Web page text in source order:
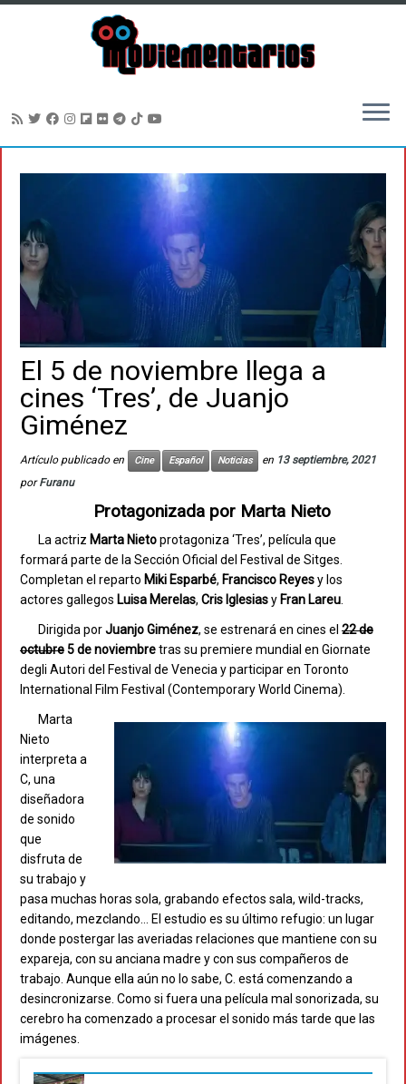
El 5 de noviembre llega a
cines ‘Tres’, de Juanjo
Giménez
Artículo publicado en Cine Español Noticias en 13 septiembre, 2021
porFuranu
Protagonizada por Marta Nieto
La actriz Marta Nietoprotagoniza ‘Tres’, película que
formará parte de la Sección Oficial del Festival de Sitges.
Completan el reparto Miki Esparbé, Francisco Reyesy los
actores gallegos Luisa Merelas, Cris Iglesiasy Fran Lareu.
Dirigida porJuanjo Giménez, se estrenará en cines el 22 de
octubre5 de noviembretras su premiere mundial en Giornate
degli Autori del Festival de Venecia y participar en Toronto
International Film Festival (Contemporary World Cinema).
Marta
Nieto
interpreta a
C, una
diseñadora
de sonido
que
disfruta de
su trabajo y
pasa muchas horas sola, grabando efectos sala, wild-tracks,
editando, mezclando… El estudio es su último refugio: un lugar
donde postergar las averiadas relaciones que mantiene con su
expareja, con su anciana madre y con sus compañeros de
trabajo. Aunque ella aún no lo sabe, C. está comenzando a
desincronizarse. Como si fuera una película mal sonorizada, su
cerebro ha comenzado a procesar el sonido más tarde que las
imágenes.